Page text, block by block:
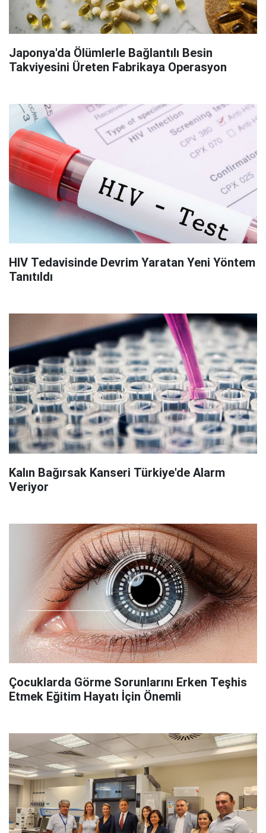
Japonya'da Ölümlerle Bağlantılı Besin
Takviyesini Üreten Fabrikaya Operasyon
HIV Tedavisinde Devrim Yaratan Yeni Yöntem
Tanıtıldı
Kalın Bağırsak Kanseri Türkiye'de Alarm
Veriyor
Çocuklarda Görme Sorunlarını Erken Teşhis
Etmek Eğitim Hayatı İçin Önemli